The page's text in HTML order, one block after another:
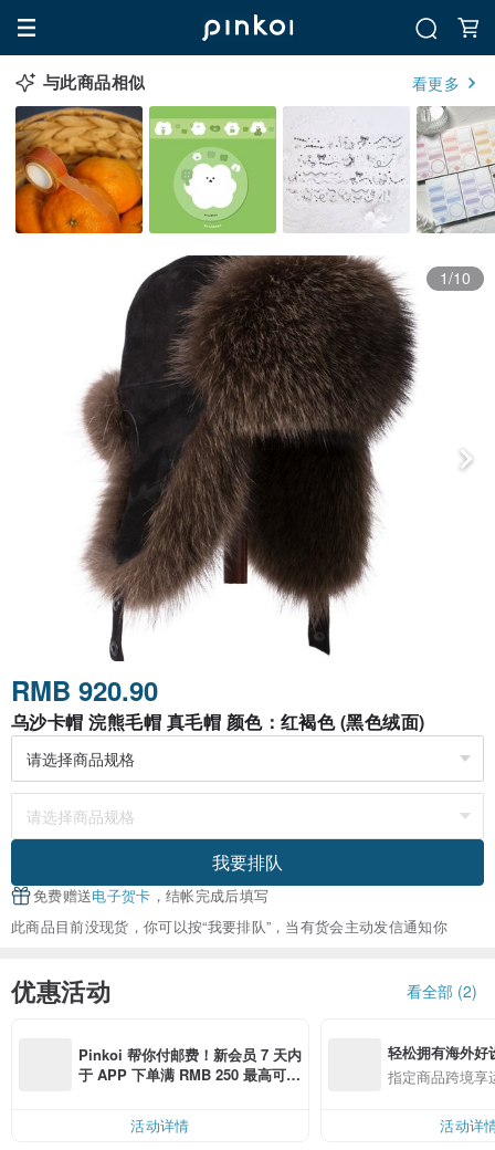
与此商品相似 看更多
1/10
RMB 920.90
乌沙卡帽 浣熊毛帽 真毛帽 颜色：红褐色 (黑色绒面)
我要排队
免费赠送电子贺卡 ，结帐完成后填写
此商品目前没现货，你可以按“我要排队”，当有货会主动发信通知你
优惠活动 看全部 (2)
Pinkoi 帮你付邮费！新会员 7 天内
于 APP 下单满 RMB 250 最高可折
活动详情
轻松拥有海外好
指定商品跨境享
活动详